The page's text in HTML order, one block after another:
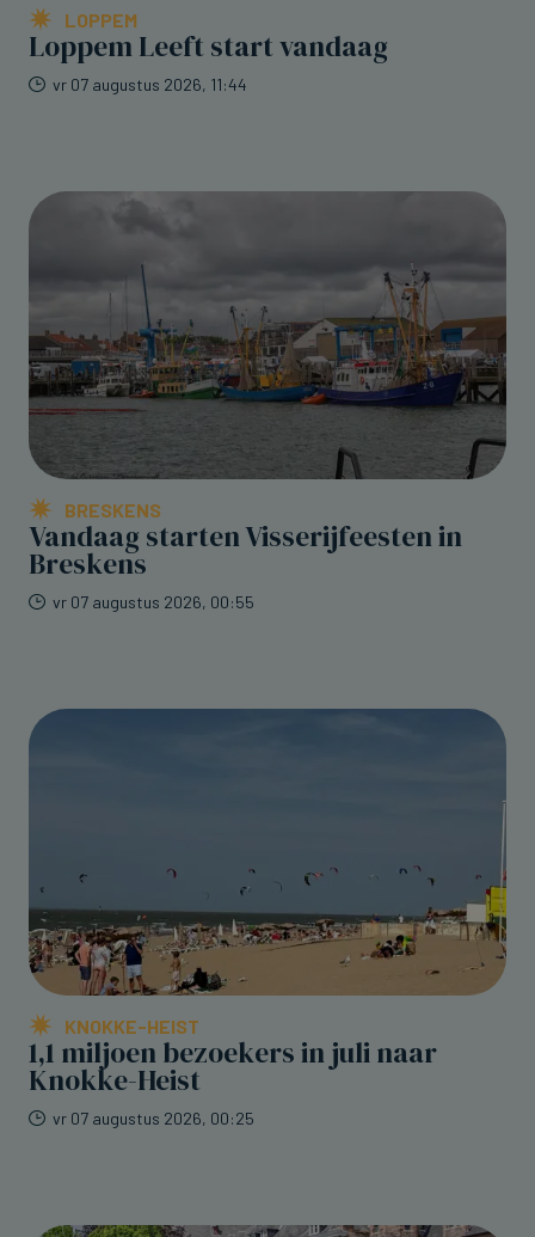
LOPPEM
Loppem Leeft start vandaag
vr 07 augustus 2026, 11:44
BRESKENS
Vandaag starten Visserijfeesten in
Breskens
vr 07 augustus 2026, 00:55
KNOKKE-HEIST
1,1 miljoen bezoekers in juli naar
Knokke-Heist
vr 07 augustus 2026, 00:25